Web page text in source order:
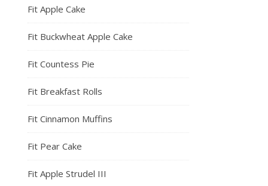
Fit Apple Cake
Fit Buckwheat Apple Cake
Fit Countess Pie
Fit Breakfast Rolls
Fit Cinnamon Muffins
Fit Pear Cake
Fit Apple Strudel III